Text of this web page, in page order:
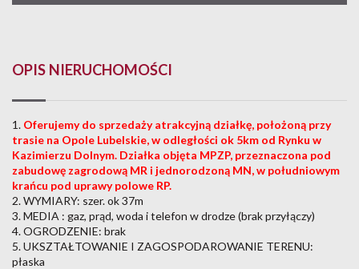
OPIS NIERUCHOMOŚCI
1. Oferujemy do sprzedaży atrakcyjną działkę, położoną przy
trasie na Opole Lubelskie, w odległości ok 5km od Rynku w
Kazimierzu Dolnym. Działka objęta MPZP, przeznaczona pod
zabudowę zagrodową MR i jednorodzoną MN, w południowym
krańcu pod uprawy polowe RP.
2. WYMIARY: szer. ok 37m
3. MEDIA : gaz, prąd, woda i telefon w drodze (brak przyłączy)
4. OGRODZENIE: brak
5. UKSZTAŁTOWANIE I ZAGOSPODAROWANIE TERENU:
płaska